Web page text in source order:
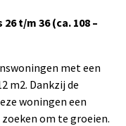
t/m 36 (ca. 108 –
met een
m2. Dankzij de
woningen een
om te groeien.